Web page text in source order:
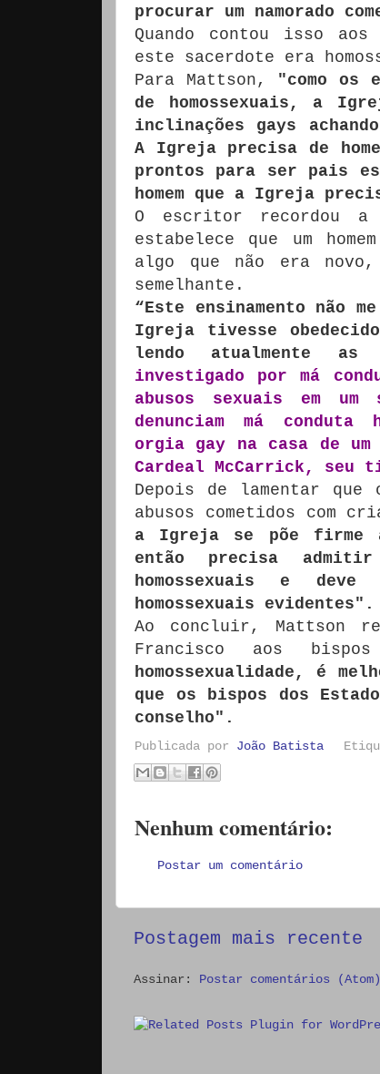
procurar um namorado
Quando contou isso aos
este sacerdote era
Para Mattson, "como os
de homossexuais, a
inclinações gays
A Igreja precisa de
prontos para ser pais
homem que a Igreja
O escritor recordou
estabelece que um
algo que não era
semelhante.
“Este ensinamento não
Igreja tivesse
lendo atualmente as
investigado por má
abusos sexuais em um
denunciam má conduta
orgia gay na casa de um
Cardeal McCarrick, seu
Depois de lamentar
abusos cometidos com
a Igreja se põe firme
então precisa
homossexuais e
homossexuais evidentes".
Ao concluir, Mattson
Francisco aos
homossexualidade, é
que os bispos dos
conselho".
Publicada por João Batista
Nenhum comentário:
Postar um comentário
Postagem mais recente
Assinar: Postar comentários (Atom)